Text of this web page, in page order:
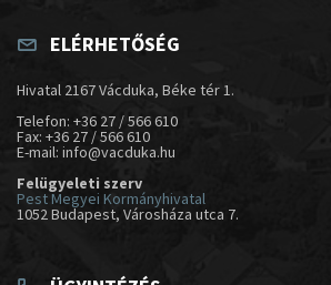
ELÉRHETŐSÉG
Hivatal 2167 Vácduka, Béke tér 1.
Telefon: +36 27 / 566 610
Fax: +36 27 / 566 610
E-mail: info@vacduka.hu
Felügyeleti szerv
Pest Megyei Kormányhivatal
1052 Budapest, Városháza utca 7.